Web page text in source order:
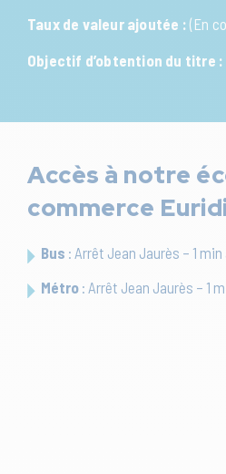
Taux de valeur ajoutée : (En
Objectif d’obtention du titre :
Accès à notre
commerce
Bus : Arrêt Jean Jaurès – 1 min
Métro : Arrêt Jean Jaurès – 1